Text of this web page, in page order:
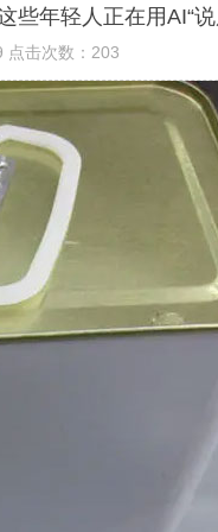
些年轻人正在用AI“说
点击次数：203